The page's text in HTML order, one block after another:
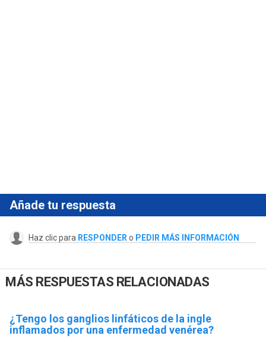
Añade tu respuesta
Haz clic para RESPONDER o PEDIR MÁS INFORMACIÓN
MÁS RESPUESTAS RELACIONADAS
¿Tengo los ganglios linfáticos de la ingle
inflamados por una enfermedad venérea?